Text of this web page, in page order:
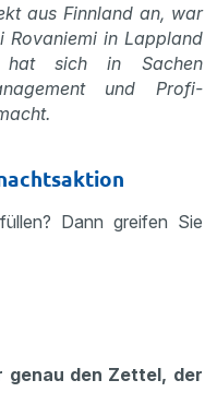
aus Finnland an, war
Rovaniemi in Lappland
sich in Sachen
und Profi-
Dann greifen Sie
genau den Zettel, der